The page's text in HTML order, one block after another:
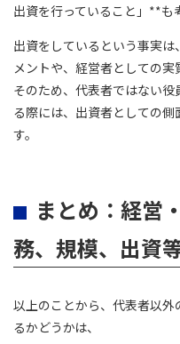
出資を行っていること」**も
出資をしているという事実
メントや、経営者としての実
そのため、代表者ではない
る際には、出資者としての
す。
まとめ：経営
務、規模、出資
以上のことから、代表者以
るかどうかは、